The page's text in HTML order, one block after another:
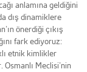
anlamına geldiğini
dış dinamiklere
önerdiği çıkış
fark ediyoruz:
etnik kimlikler
Meclisi’nin